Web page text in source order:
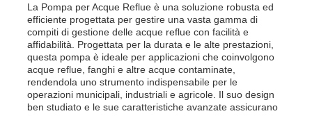
La Pompa per Acque Reflue è una soluzione robusta ed
efficiente progettata per gestire una vasta gamma di
compiti di gestione delle acque reflue con facilità e
affidabilità. Progettata per la durata e le alte prestazioni,
questa pompa è ideale per applicazioni che coinvolgono
acque reflue, fanghi e altre acque contaminate,
rendendola uno strumento indispensabile per le
operazioni municipali, industriali e agricole. Il suo design
ben studiato e le sue caratteristiche avanzate assicurano